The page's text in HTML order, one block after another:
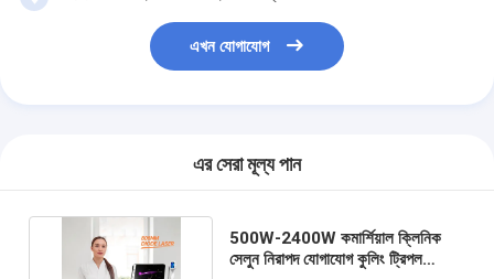
এখন যোগাযোগ
এর সেরা মূল্য পান
500W-2400W কমার্শিয়াল ক্লিনিক
সেলুন নিরাপদ যোগাযোগ কুলিং ট্রিপল